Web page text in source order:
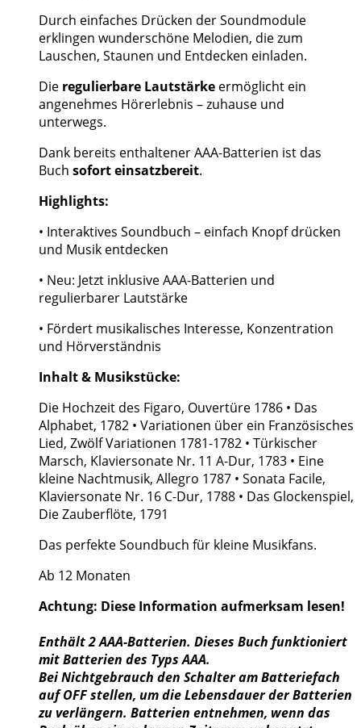
Durch einfaches Drücken der Soundmodule
erklingen wunderschöne Melodien, die zum
Lauschen, Staunen und Entdecken einladen.
Die regulierbare Lautstärke ermöglicht ein
angenehmes Hörerlebnis – zuhause und
unterwegs.
Dank bereits enthaltener AAA-Batterien ist das
Buch sofort einsatzbereit.
Highlights:
• Interaktives Soundbuch – einfach Knopf drücken
und Musik entdecken
• Neu: Jetzt inklusive AAA-Batterien und
regulierbarer Lautstärke
• Fördert musikalisches Interesse, Konzentration
und Hörverständnis
Inhalt & Musikstücke:
Die Hochzeit des Figaro, Ouvertüre 1786 • Das
Alphabet, 1782 • Variationen über ein Französisches
Lied, Zwölf Variationen 1781-1782 • Türkischer
Marsch, Klaviersonate Nr. 11 A-Dur, 1783 • Eine
kleine Nachtmusik, Allegro 1787 • Sonata Facile,
Klaviersonate Nr. 16 C-Dur, 1788 • Das Glockenspiel,
Die Zauberflöte, 1791
Das perfekte Soundbuch für kleine Musikfans.
Ab 12 Monaten
Achtung: Diese Information aufmerksam lesen!
Enthält 2 AAA-Batterien. Dieses Buch funktioniert
mit Batterien des Typs AAA.
Bei Nichtgebrauch den Schalter am Batteriefach
auf OFF stellen, um die Lebensdauer der Batterien
zu verlängern. Batterien entnehmen, wenn das